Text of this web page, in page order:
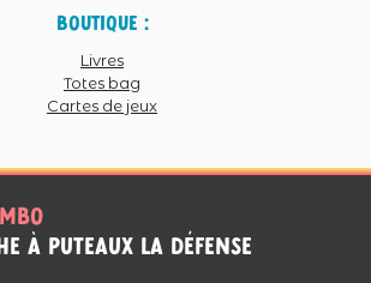
Boutique :
Livres
Totes bag
Cartes de jeux
à puteaux La Défense